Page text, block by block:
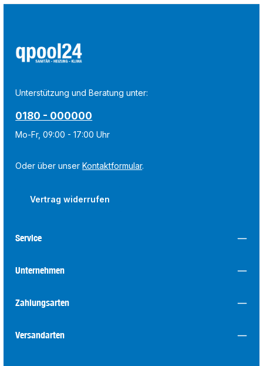
Unterstützung und Beratung unter:
0180 - 000000
Mo-Fr, 09:00 - 17:00 Uhr
Oder über unserKontaktformular.
Vertrag widerrufen
Service
Unternehmen
Zahlungsarten
Versandarten